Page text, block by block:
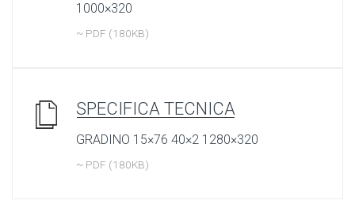
1000×320
~ PDF (180KB)
SPECIFICA TECNICA
GRADINO 15×76 40×2 1280×320
~ PDF (180KB)